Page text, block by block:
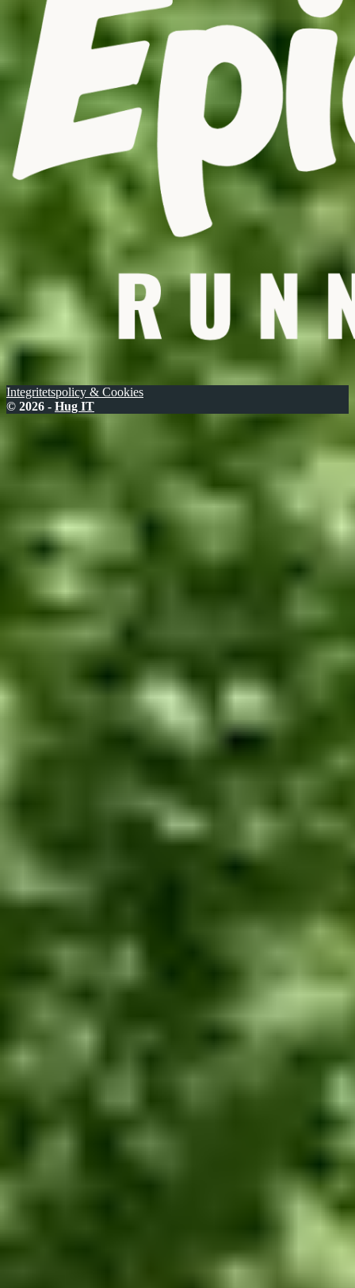
Integritetspolicy & Cookies
© 2026 - Hug IT